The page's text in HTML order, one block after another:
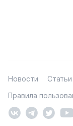
Новости Статьи
Правила